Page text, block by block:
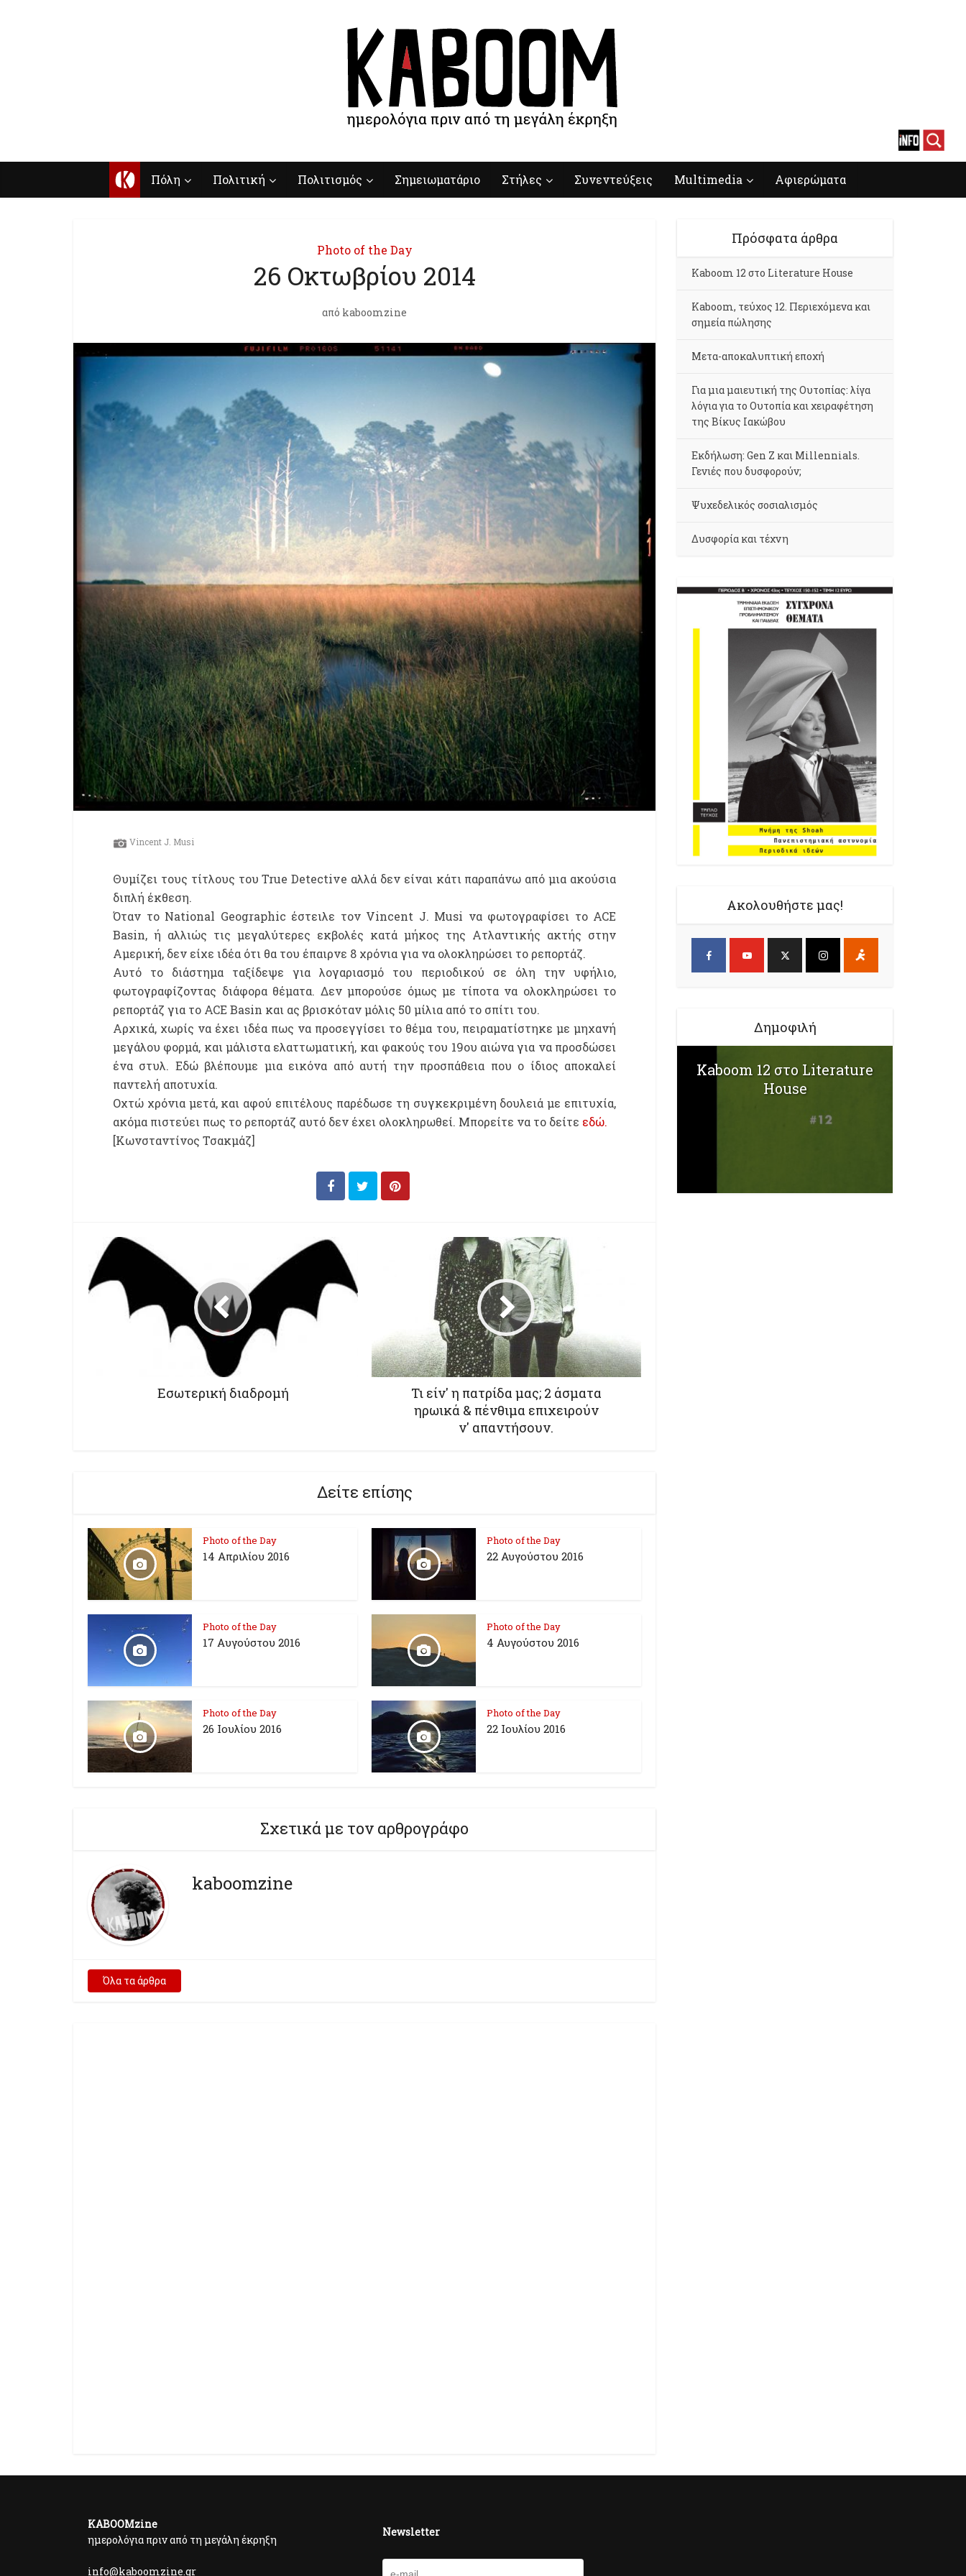
Κ Πόλη Πολιτική Πολιτισμός Σημειωματάριο Στήλες Συνεντεύξεις Multimedia Αφιερώματα
Photo of the Day
26 Οκτωβρίου 2014
από kaboomzine
Vincent J. Musi
Θυμίζει τους τίτλους του True Detective αλλά δεν είναι κάτι παραπάνω από μια ακούσια
διπλή έκθεση.
Όταν το National Geographic έστειλε τον Vincent J. Musi να φωτογραφίσει το ACE
Basin, ή αλλιώς τις μεγαλύτερες εκβολές κατά μήκος της Ατλαντικής ακτής στην
Αμερική, δεν είχε ιδέα ότι θα του έπαιρνε 8 χρόνια για να ολοκληρώσει το ρεπορτάζ.
Αυτό το διάστημα ταξίδεψε για λογαριασμό του περιοδικού σε όλη την υφήλιο,
φωτογραφίζοντας διάφορα θέματα. Δεν μπορούσε όμως με τίποτα να ολοκληρώσει το
ρεπορτάζ για το ACE Basin και ας βρισκόταν μόλις 50 μίλια από το σπίτι του.
Αρχικά, χωρίς να έχει ιδέα πως να προσεγγίσει το θέμα του, πειραματίστηκε με μηχανή
μεγάλου φορμά, και μάλιστα ελαττωματική, και φακούς του 19ου αιώνα για να προσδώσει
ένα στυλ. Εδώ βλέπουμε μια εικόνα από αυτή την προσπάθεια που ο ίδιος αποκαλεί
παντελή αποτυχία.
Οχτώ χρόνια μετά, και αφού επιτέλους παρέδωσε τη συγκεκριμένη δουλειά με επιτυχία,
ακόμα πιστεύει πως το ρεπορτάζ αυτό δεν έχει ολοκληρωθεί. Μπορείτε να το δείτε εδώ.
[Κωνσταντίνος Τσακμάζ]
Εσωτερική διαδρομή
Τι είν' η πατρίδα μας; 2 άσματα
ηρωικά & πένθιμα επιχειρούν
ν' απαντήσουν.
Δείτε επίσης
Photo of the Day
14 Απριλίου 2016
Photo of the Day
22 Αυγούστου 2016
Photo of the Day
17 Aυγούστου 2016
Photo of the Day
4 Αυγούστου 2016
Photo of the Day
26 Ioυλίου 2016
Photo of the Day
22 Ιουλίου 2016
Σχετικά με τον αρθρογράφο
kaboomzine
Όλα τα άρθρα
Πρόσφατα άρθρα
Kaboom 12 στο Literature House
Kaboom, τεύχος 12. Περιεχόμενα και
σημεία πώλησης
Μετα-αποκαλυπτική εποχή
Για μια μαιευτική της Ουτοπίας: λίγα
λόγια για το Ουτοπία και χειραφέτηση
της Βίκυς Ιακώβου
Εκδήλωση: Gen Z και Millennials.
Γενιές που δυσφορούν;
Ψυχεδελικός σοσιαλισμός
Δυσφορία και τέχνη
Ακολουθήστε μας!
Δημοφιλή
Kaboom 12 στο Literature
House
KABOOMzine
ημερολόγια πριν από τη μεγάλη έκρηξη
info@kaboomzine.gr
Newsletter